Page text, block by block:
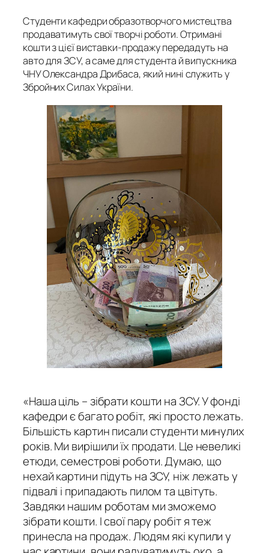
Студенти кафедри образотворчого мистецтва
продаватимуть свої творчі роботи. Отримані
кошти з цієї виставки-продажу передадуть на
авто для ЗСУ, а саме для студента й випускника
ЧНУ Олександра Дрибаса, який нині служить у
Збройних Силах України.
«Наша ціль – зібрати кошти на ЗСУ. У фонді
кафедри є багато робіт, які просто лежать.
Більшість картин писали студенти минулих
років. Ми вирішили їх продати. Це невеликі
етюди, семестрові роботи. Думаю, що
нехай картини підуть на ЗСУ, ніж лежать у
підвалі і припадають пилом та цвітуть.
Завдяки нашим роботам ми зможемо
зібрати кошти. І свої пару робіт я теж
принесла на продаж. Людям які купили у